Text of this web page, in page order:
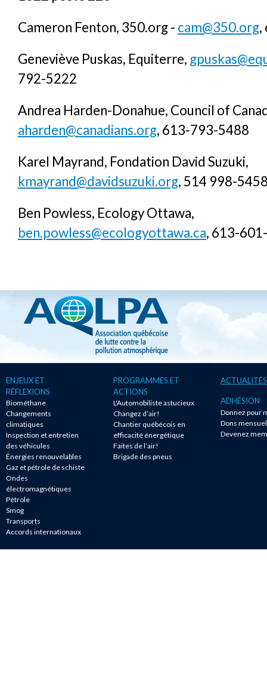
Cameron Fenton, 350.org - cam@350.org,
Geneviève Puskas, Equiterre,
792-5222
Andrea Harden-Donahue, Council of
aharden@canadians.org, 613-793-5488
Karel Mayrand, Fondation David Suzuki,
kmayrand@davidsuzuki.org, 514 998-
Ben Powless, Ecology Ottawa,
ben.powless@ecologyottawa.ca, 613-
ENJEUX ET
RÉFLEXIONS
Biométhane
Changements
climatiques
Inspection et entretien
des véhicules
Énergies renouvelables
Gaz et pétrole de schiste
Ondes
électromagnétiques
Pétrole
Smog
Transports
Accords internationaux
PROGRAMMES ET
ACTIONS
L'Automobiliste astucieux
Changez d’air!
Chantier québécois en
efficacité énergétique
Faites de l’air!
Brigade des pneus
ACTUALITÉS
ADHÉSION
Donnez pour
Dons
Devenez